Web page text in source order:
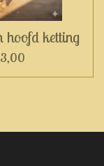
hoofd ketting